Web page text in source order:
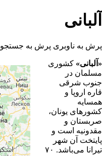
آلبانی
پرش به ناوبری پرش به جستجو
«آلبانی» کشوری
مسلمان در
جنوب شرقی
قاره اروپا و
همسایه
کشورهای یونان،
صربستان و
مقدونیه است و
پایتخت آن شهر
تیرانا می‌باشد. ۷۰